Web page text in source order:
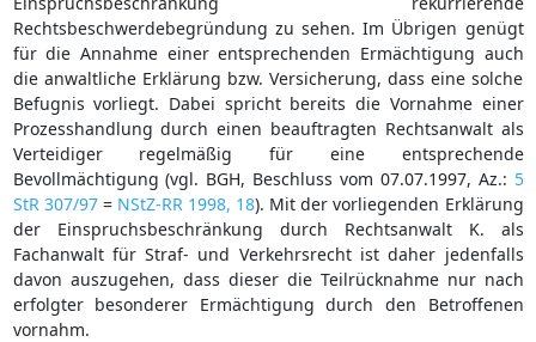
Rechtsbeschwerdebegründung zu sehen. Im Übrigen genügt
für die Annahme einer entsprechenden Ermächtigung auch
die anwaltliche Erklärung bzw. Versicherung, dass eine solche
Befugnis vorliegt. Dabei spricht bereits die Vornahme einer
Prozesshandlung durch einen beauftragten Rechtsanwalt als
Verteidiger regelmäßig für eine entsprechende
Bevollmächtigung (vgl. BGH, Beschluss vom 07.07.1997, Az.: 5
StR 307/97= NStZ-RR 1998, 18). Mit der vorliegenden Erklärung
der Einspruchsbeschränkung durch Rechtsanwalt K. als
Fachanwalt für Straf- und Verkehrsrecht ist daher jedenfalls
davon auszugehen, dass dieser die Teilrücknahme nur nach
erfolgter besonderer Ermächtigung durch den Betroffenen
vornahm.